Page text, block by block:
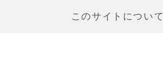
このサイトについて